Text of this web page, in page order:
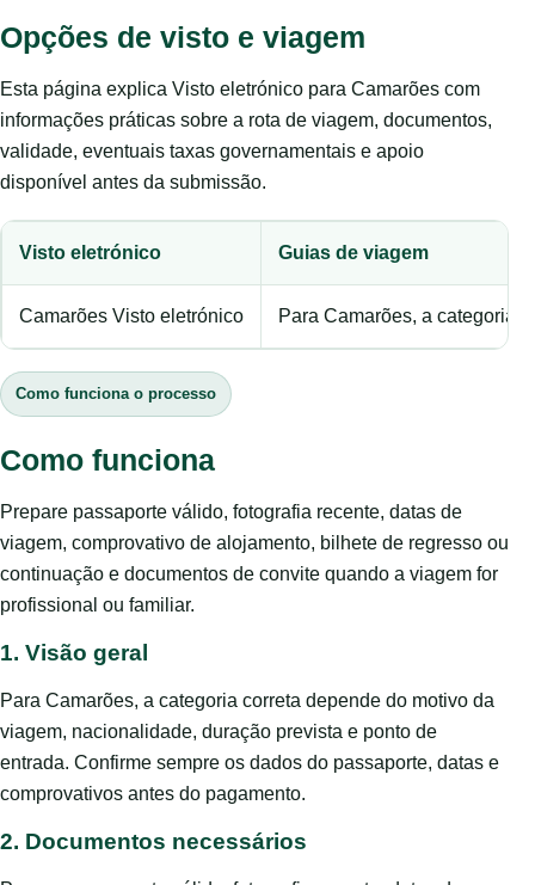
Opções de visto e viagem
Esta página explica Visto eletrónico para Camarões com
informações práticas sobre a rota de viagem, documentos,
validade, eventuais taxas governamentais e apoio
disponível antes da submissão.
Visto eletrónico Guias de viagem
Camarões Visto eletrónico Para Camarões, a categoria
Como funciona o processo
Como funciona
Prepare passaporte válido, fotografia recente, datas de
viagem, comprovativo de alojamento, bilhete de regresso ou
continuação e documentos de convite quando a viagem for
profissional ou familiar.
1. Visão geral
Para Camarões, a categoria correta depende do motivo da
viagem, nacionalidade, duração prevista e ponto de
entrada. Confirme sempre os dados do passaporte, datas e
comprovativos antes do pagamento.
2. Documentos necessários